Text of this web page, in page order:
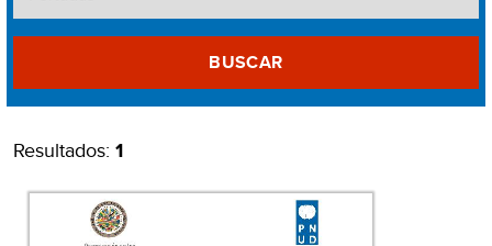
BUSCAR
Resultados: 1